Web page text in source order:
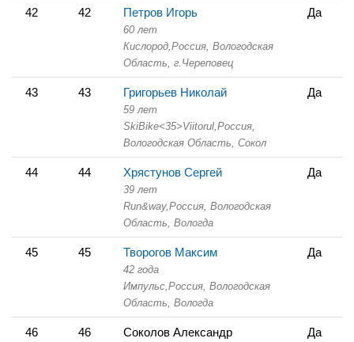
42 42 Петров Игорь
60 лет
Кислород, Россия, Вологодская
Область, г.Череповец
Да
43 43 Григорьев Николай
59 лет
SkiBike<35>Viitorul, Россия,
Вологодская Область, Сокол
Да
44 44 Хрястунов Сергей
39 лет
Run&way, Россия, Вологодская
Область, Вологда
Да
45 45 Творогов Максим
42 года
Импульс, Россия, Вологодская
Область, Вологда
Да
46 46 Соколов Александр Да